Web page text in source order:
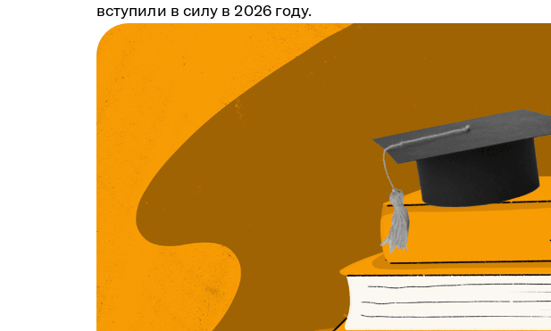
вступили в силу в 2026 году.